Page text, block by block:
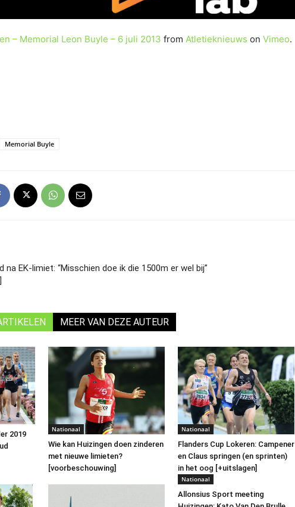
– Memorial Leon Buyle – 6 juli 2013 from Atletieknieuws on Vimeo.
Memorial Buyle
na EK-limiet: “Misschien doe ik die 1500m er wel bij”
MEER VAN DEZE AUTEUR
2019
Nationaal
Wie kan Huizingen doen zinderen
met nieuwe limieten?
[voorbeschouwing]
Nationaal
Flanders Cup Lokeren: Campener
en Claus springen (en sprinten)
in het oog [+uitslagen]
Nationaal
Allonsius Sport meeting